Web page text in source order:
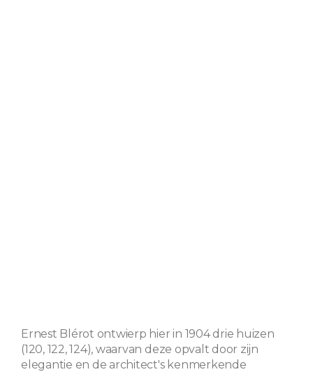
Ernest Blérot ontwierp hier in 1904 drie huizen
(120, 122, 124), waarvan deze opvalt door zijn
elegantie en de architect's kenmerkende